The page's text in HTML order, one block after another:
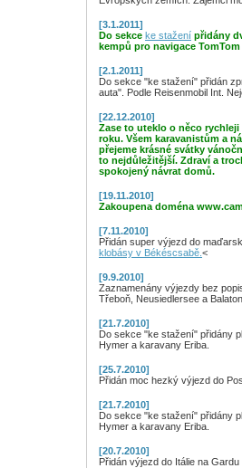
[3.1.2011]
Do sekce ke stažení přidány
kempů pro navigace TomTom
[2.1.2011]
Do sekce "ke stažení" přidán
auta". Podle Reisenmobil Int.
[22.12.2010]
Zase to uteklo o něco
roku. Všem karavanistům a
přejeme krásné svátky
to nejdůležitější. Zdraví a
spokojený návrat domů.
[19.11.2010]
Zakoupena doména
[7.11.2010]
Přidán super výjezd do
klobásy v Békéscsabě. <
[9.9.2010]
Zaznamenány výjezdy bez
Třeboň, Neusiedlersee a
[21.7.2010]
Do sekce "ke stažení" přidány
Hymer a karavany Eriba.
[25.7.2010]
Přidán moc hezký výjezd do
[21.7.2010]
Do sekce "ke stažení" přidány
Hymer a karavany Eriba.
[20.7.2010]
Přidán výjezd do Itálie na